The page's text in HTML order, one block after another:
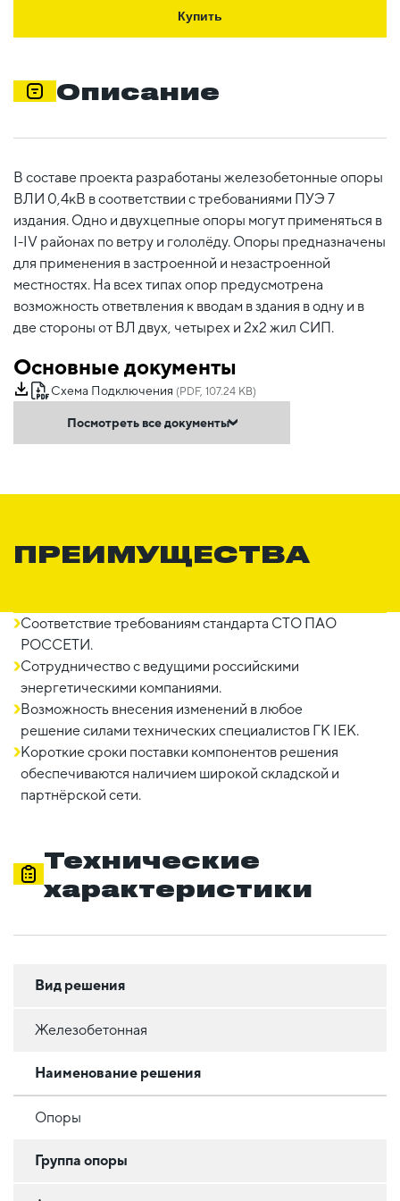
Купить
Описание
В составе проекта разработаны железобетонные опоры
ВЛИ 0,4кВ в соответствии с требованиями ПУЭ 7
издания. Одно и двухцепные опоры могут применяться в
I-IV районах по ветру и гололёду. Опоры предназначены
для применения в застроенной и незастроенной
местностях. На всех типах опор предусмотрена
возможность ответвления к вводам в здания в одну и в
две стороны от ВЛ двух, четырех и 2х2 жил СИП.
Основные документы
Схема Подключения (PDF, 107.24 KB)
Посмотреть все документы
ПРЕИМУЩЕСТВА
Соответствие требованиям стандарта СТО ПАО
РОССЕТИ.
Сотрудничество с ведущими российскими
энергетическими компаниями.
Возможность внесения изменений в любое
решение силами технических специалистов ГК IEK.
Короткие сроки поставки компонентов решения
обеспечиваются наличием широкой складской и
партнёрской сети.
Технические
характеристики
Вид решения
Железобетонная
Наименование решения
Опоры
Группа опоры